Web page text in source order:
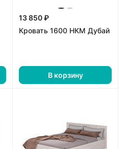
13 850 ₽
Кровать 1600 НКМ Дубай
В корзину